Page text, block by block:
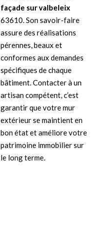
façade sur valbeleix
63610. Son savoir-faire
assure des réalisations
pérennes, beaux et
conformes aux demandes
spécifiques de chaque
bâtiment. Contacter à un
artisan compétent, c’est
garantir que votre mur
extérieur se maintient en
bon état et améliore votre
patrimoine immobilier sur
le long terme.